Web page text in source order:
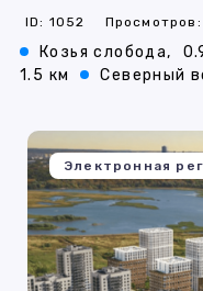
ID: 1052 Просмотров:
Козья слобода,
1.5 км
Северный
Электронная